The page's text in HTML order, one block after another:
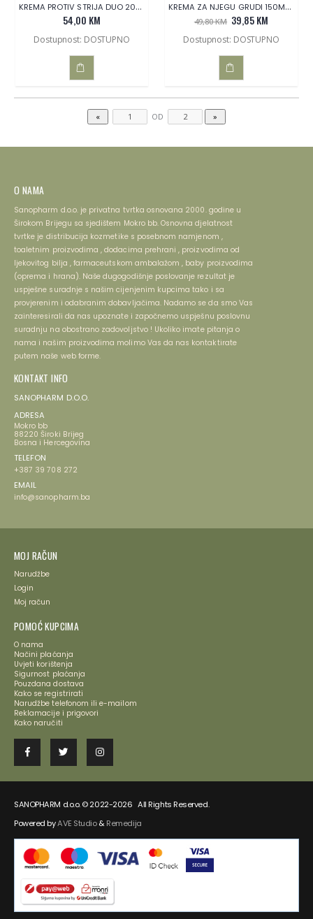
KREMA PROTIV STRIJA DUO 200ML
54,00 KM
Dostupnost: DOSTUPNO
KREMA ZA NJEGU GRUDI 150ML DUO GUAM
49,80 KM 39,85 KM
Dostupnost: DOSTUPNO
OD
O NAMA
Sanopharm d.o.o. je privatna tvrtka osnovana 2000. godine u
Širokom Brijegu sa sjedištem Mokro bb. Osnovna djelatnost
tvrtke je distribucija kozmetike s posebnom namjenom ,
toaletnim proizvodima , dodacima prehrani , proizvodima od
ljekovitog bilja , farmaceutskom ambalažom , baby proizvodima
(oprema i hrana). Naše dugogodišnje poslovanje rezultat je
uspješne suradnje s našim cijenjenim kupcima tako i sa
provjerenim i odabranim dobavljačima. Nadamo se da smo Vas
zainteresirali da nas upoznate i započnemo uspješnu poslovnu
suradnju na obostrano zadovoljstvo ! Ukoliko imate pitanja o
nama i našim proizvodima molimo Vas da nas kontaktirate
putem naše web forme.
KONTAKT INFO
SANOPHARM D.O.O.
ADRESA
Mokro bb
88220 Široki Brijeg
Bosna i Hercegovina
TELEFON
+387 39 708 272
EMAIL
info@sanopharm.ba
MOJ RAČUN
Narudžbe
Login
Moj račun
POMOĆ KUPCIMA
O nama
Načini plaćanja
Uvjeti korištenja
Sigurnost plaćanja
Pouzdana dostava
Kako se registrirati
Narudžbe telefonom ili e-mailom
Reklamacije i prigovori
Kako naručiti
SANOPHARM d.o.o. © 2022-2026 All Rights Reserved.
Powered byAVE Studio&Remedija